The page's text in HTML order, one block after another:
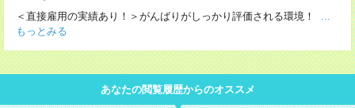
＜直接雇用の実績あり！＞がんばりがしっかり評価される環境！
...
もっとみる
あなたの閲覧履歴からのオススメ